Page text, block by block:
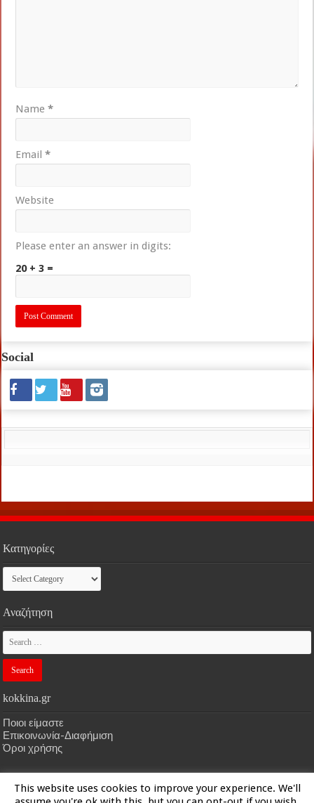
Name*
Email*
Website
Please enter an answer in digits:
20 + 3 =
Social
Κατηγορίες
Κατηγορίες
Αναζήτηση
kokkina.gr
Ποιοι είμαστε
Επικοινωνία-Διαφήμιση
Όροι χρήσης
HOMEkokkina.gr | Designed bykokkina.gr
This website uses cookies to improve your experience. We'll